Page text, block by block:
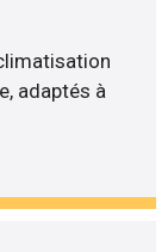
adaptés à